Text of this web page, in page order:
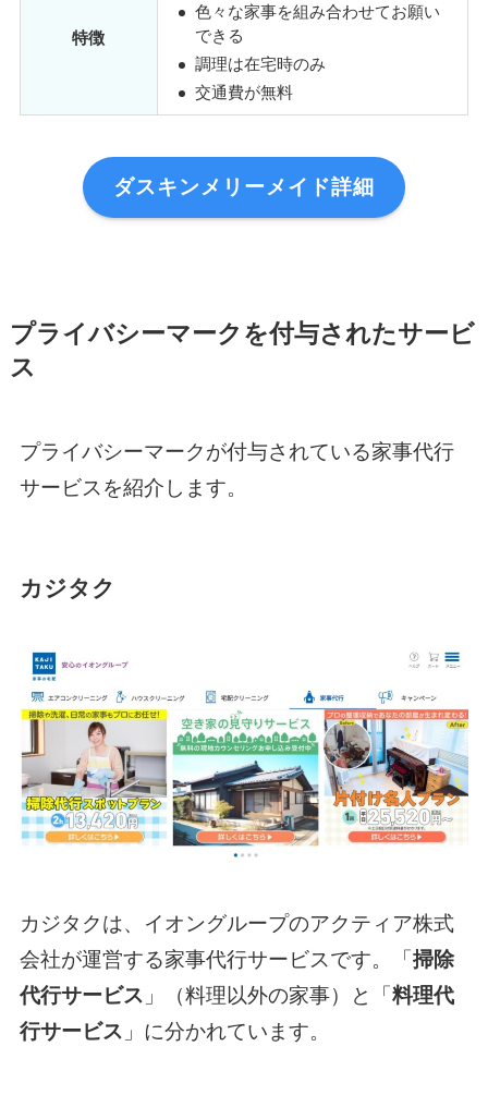
特徴
色々な家事を組み合わせてお願い
できる
調理は在宅時のみ
交通費が無料
ダスキンメリーメイド詳細
プライバシーマークを付与されたサービ
ス
プライバシーマークが付与されている家事代行
サービスを紹介します。
カジタク
カジタクは、イオングループのアクティア株式
会社が運営する家事代行サービスです。「 掃除
代行サービス 」（料理以外の家事）と「 料理代
行サービス 」に分かれています。